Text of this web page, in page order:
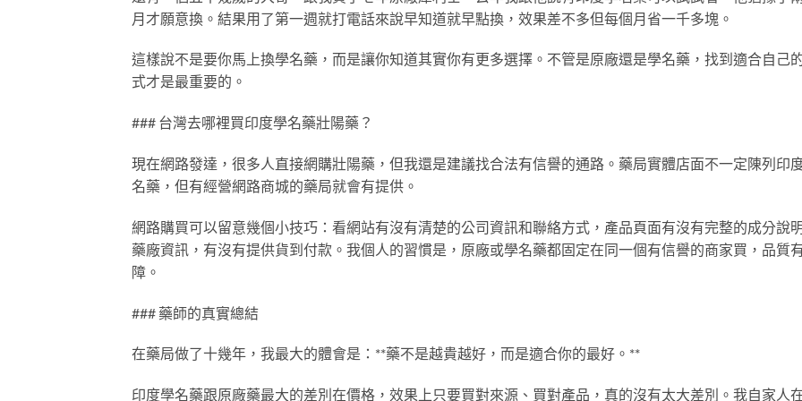
月才願意換。結果用了第一週就打電話來說早知道就早點換，效果差不多但每個月省一千多塊。
這樣說不是要你馬上換學名藥，而是讓你知道其實你有更多選擇。不管是原廠還是學名藥，找到適合自己
式才是最重要的。
### 台灣去哪裡買印度學名藥壯陽藥？
現在網路發達，很多人直接網購壯陽藥，但我還是建議找合法有信譽的通路。藥局實體店面不一定陳列印
名藥，但有經營網路商城的藥局就會有提供。
網路購買可以留意幾個小技巧：看網站有沒有清楚的公司資訊和聯絡方式，產品頁面有沒有完整的成分說
藥廠資訊，有沒有提供貨到付款。我個人的習慣是，原廠或學名藥都固定在同一個有信譽的商家買，品質
障。
### 藥師的真實總結
在藥局做了十幾年，我最大的體會是：**藥不是越貴越好，而是適合你的最好。**
印度學名藥跟原廠藥最大的差別在價格，效果上只要買對來源、買對產品，真的沒有太大差別。我自家人